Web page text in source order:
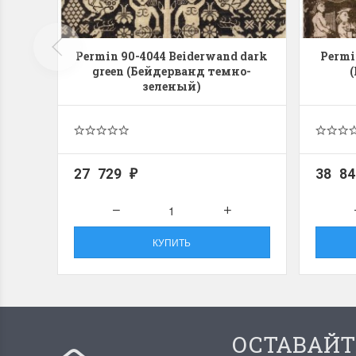
Permin 90-4044 Beiderwand dark
green (Бейдерванд темно-
зеленый)
27 729 ₽
КУПИТЬ
38